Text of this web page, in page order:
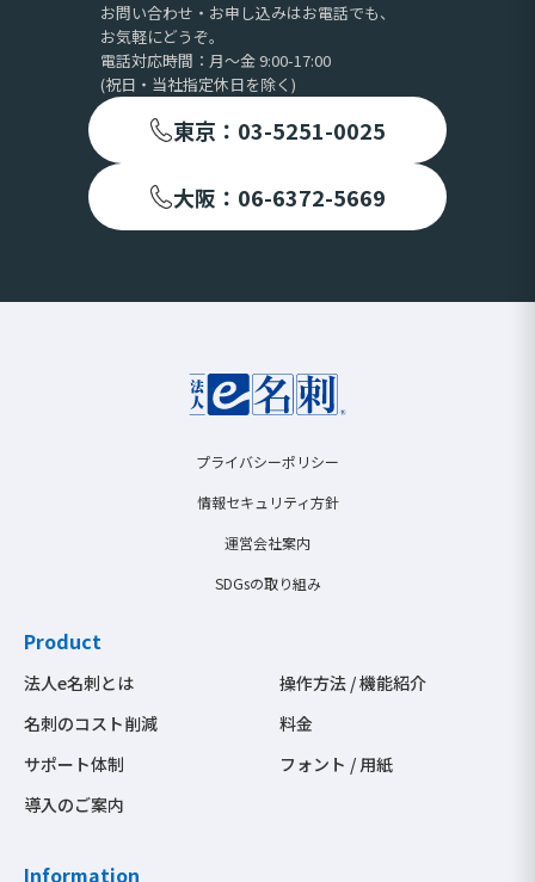
お問い合わせ・お申し込みはお電話でも、
お気軽にどうぞ。
電話対応時間：月〜金 9:00-17:00
(祝日・当社指定休日を除く)
東京：03-5251-0025
大阪：06-6372-5669
プライバシーポリシー
情報セキュリティ方針
運営会社案内
SDGsの取り組み
Product
法人e名刺とは
名刺のコスト削減
サポート体制
導入のご案内
操作方法 / 機能紹介
料金
フォント / 用紙
Information